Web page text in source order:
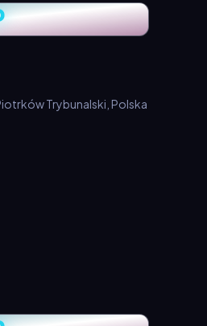
Trybunalski, Polska